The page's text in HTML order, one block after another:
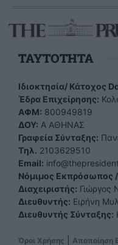
TAYTOTHTA
Ιδιοκτησία/ Κάτοχος
Έδρα Επιχείρησης:
ΑΦΜ: 800949819
ΔΟΥ: Α ΑΘΗΝΑΣ
Γραφεία Σύνταξης:
Tηλ. 2103629510
Email:
Νόμιμος Εκπρόσωπος /
Διαχειριστής: Γιώργος
Διευθυντής: Ειρήνη
Διευθυντής Σύνταξης:
Όροι Χρήσης Αποποίηση